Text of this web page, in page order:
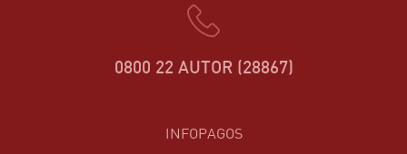
0800 22 AUTOR (28867)
INFOPAGOS